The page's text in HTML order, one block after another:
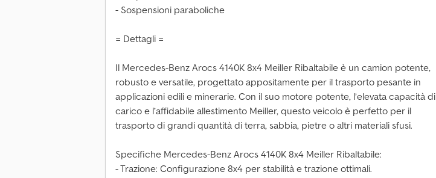
- Sospensioni paraboliche
= Dettagli =
Il Mercedes-Benz Arocs 4140K 8x4 Meiller Ribaltabile è un camion potente,
robusto e versatile, progettato appositamente per il trasporto pesante in
applicazioni edili e minerarie. Con il suo motore potente, l’elevata capacità di
carico e l’affidabile allestimento Meiller, questo veicolo è perfetto per il
trasporto di grandi quantità di terra, sabbia, pietre o altri materiali sfusi.
Specifiche Mercedes-Benz Arocs 4140K 8x4 Meiller Ribaltabile:
- Trazione: Configurazione 8x4 per stabilità e trazione ottimali.